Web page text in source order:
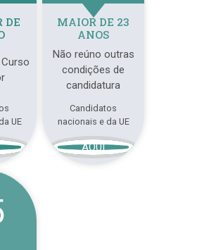
DE
UE
MAIOR DE 23
ANOS
Não reúno outras
condições de
candidatura
Candidatos
nacionais e da UE
AQUI